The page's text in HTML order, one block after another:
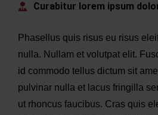
Curabitur lorem ipsum
Phasellus quis risus eu risus
nulla. Nullam et volutpat elit.
id commodo tellus dictum sit
pulvinar nulla et lacus fringilla
ut rhoncus faucibus. Cras quis